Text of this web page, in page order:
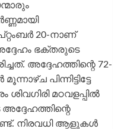
20-നാണ്
ഭക്തരുടെ
അദ്ദേഹത്തിന്റെ 72-
പിന്നിട്ടിട്ടേ
ശിവഗിരി മഠവളപ്പിൽ
നിരവധി ആളുകൾ